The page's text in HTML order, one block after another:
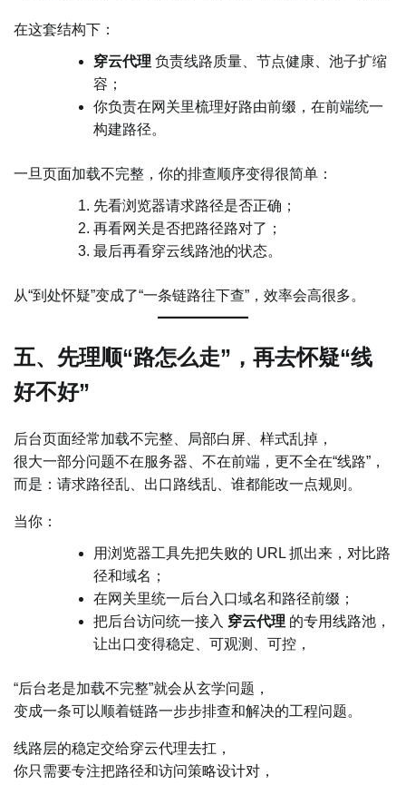
在这套结构下：
穿云代理 负责线路质量、节点健康、池子扩缩
容；
你负责在网关里梳理好路由前缀，在前端统一
构建路径。
一旦页面加载不完整，你的排查顺序变得很简单：
先看浏览器请求路径是否正确；
再看网关是否把路径路对了；
最后再看穿云线路池的状态。
从“到处怀疑”变成了“一条链路往下查”，效率会高很多。
五、先理顺“路怎么走”，再去怀疑“线
好不好”
后台页面经常加载不完整、局部白屏、样式乱掉，
很大一部分问题不在服务器、不在前端，更不全在“线路”，
而是：请求路径乱、出口路线乱、谁都能改一点规则。
当你：
用浏览器工具先把失败的 URL 抓出来，对比路
径和域名；
在网关里统一后台入口域名和路径前缀；
把后台访问统一接入 穿云代理 的专用线路池，
让出口变得稳定、可观测、可控，
“后台老是加载不完整”就会从玄学问题，
变成一条可以顺着链路一步步排查和解决的工程问题。
线路层的稳定交给穿云代理去扛，
你只需要专注把路径和访问策略设计对，